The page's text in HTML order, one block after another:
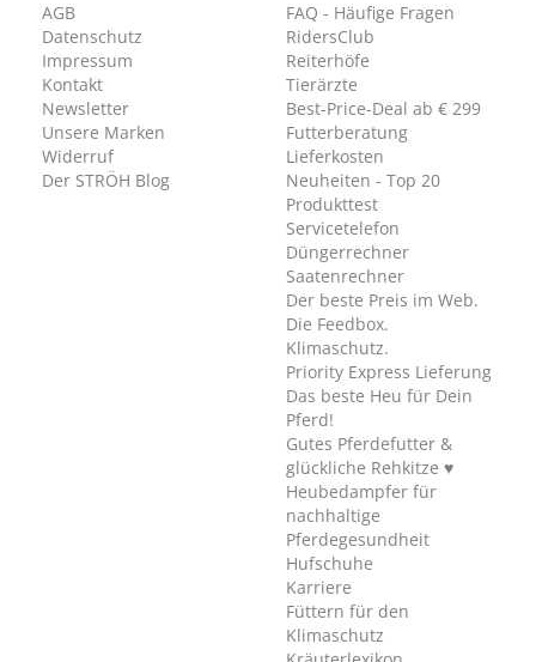
AGB
Datenschutz
Impressum
Kontakt
Newsletter
Unsere Marken
Widerruf
Der STRÖH Blog
FAQ - Häufige Fragen
RidersClub
Reiterhöfe
Tierärzte
Best-Price-Deal ab € 299
Futterberatung
Lieferkosten
Neuheiten - Top 20
Produkttest
Servicetelefon
Düngerrechner
Saatenrechner
Der beste Preis im Web.
Die Feedbox.
Klimaschutz.
Priority Express Lieferung
Das beste Heu für Dein
Pferd!
Gutes Pferdefutter &
glückliche Rehkitze ♥
Heubedampfer für
nachhaltige
Pferdegesundheit
Hufschuhe
Karriere
Füttern für den
Klimaschutz